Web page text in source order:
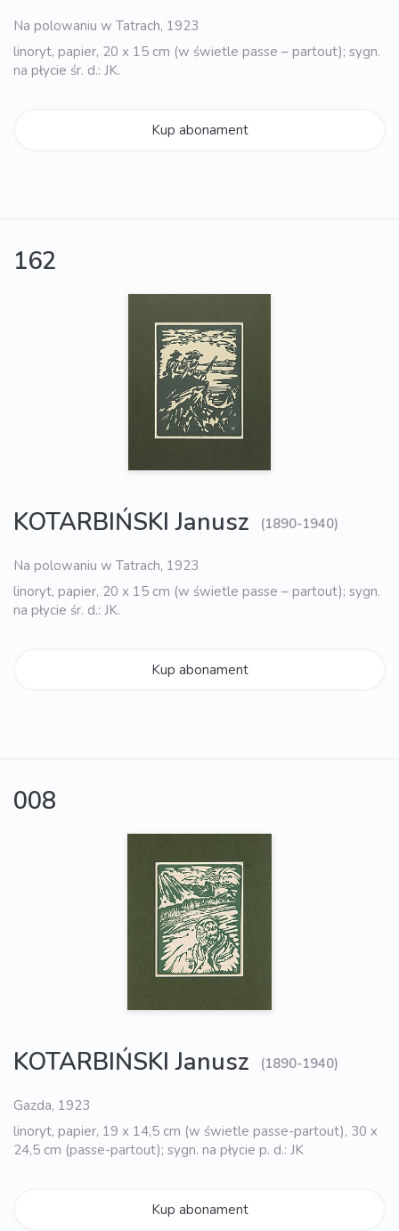
Na polowaniu w Tatrach, 1923
linoryt, papier, 20 x 15 cm (w świetle passe – partout); sygn.
na płycie śr. d.: JK.
Kup abonament
162
KOTARBIŃSKI Janusz (1890-1940)
Na polowaniu w Tatrach, 1923
linoryt, papier, 20 x 15 cm (w świetle passe – partout); sygn.
na płycie śr. d.: JK.
Kup abonament
008
KOTARBIŃSKI Janusz (1890-1940)
Gazda, 1923
linoryt, papier, 19 x 14,5 cm (w świetle passe-partout), 30 x
24,5 cm (passe-partout); sygn. na płycie p. d.: JK
Kup abonament